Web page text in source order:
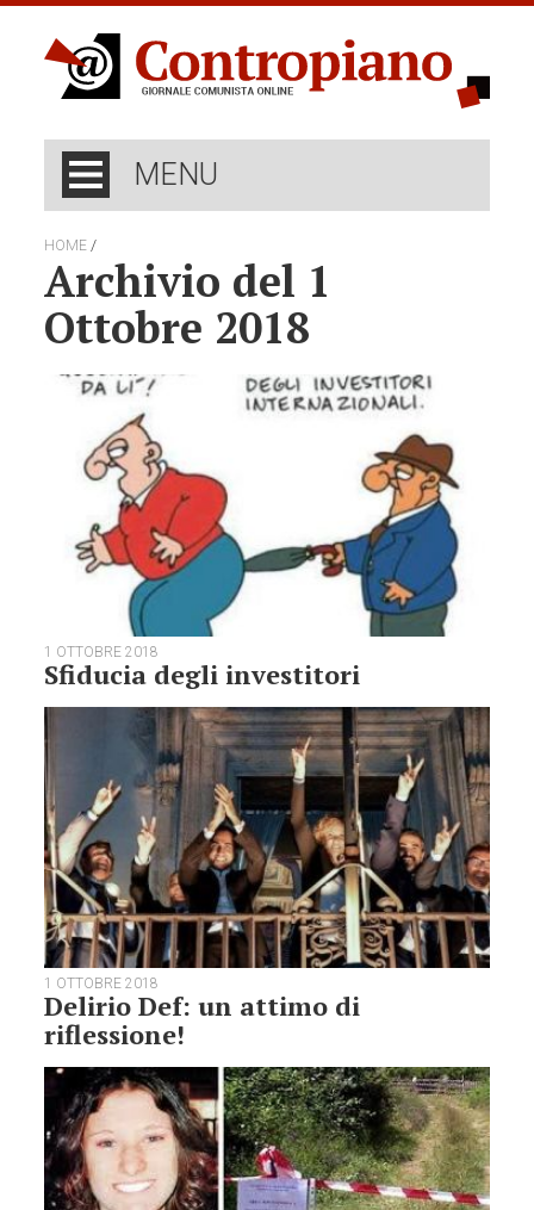
MENU
HOME /
Archivio del 1
Ottobre 2018
1 OTTOBRE 2018
Sfiducia degli investitori
1 OTTOBRE 2018
Delirio Def: un attimo di
riflessione!